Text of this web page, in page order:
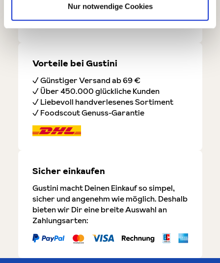
Nur notwendige Cookies
Kontaktformular
Vorteile bei Gustini
✓ Günstiger Versand ab 69 €
✓ Über 450.000 glückliche Kunden
✓ Liebevoll handverlesenes Sortiment
✓ Foodscout Genuss-Garantie
Sicher einkaufen
Gustini macht Deinen Einkauf so simpel,
sicher und angenehm wie möglich. Deshalb
bieten wir Dir eine breite Auswahl an
Zahlungsarten: